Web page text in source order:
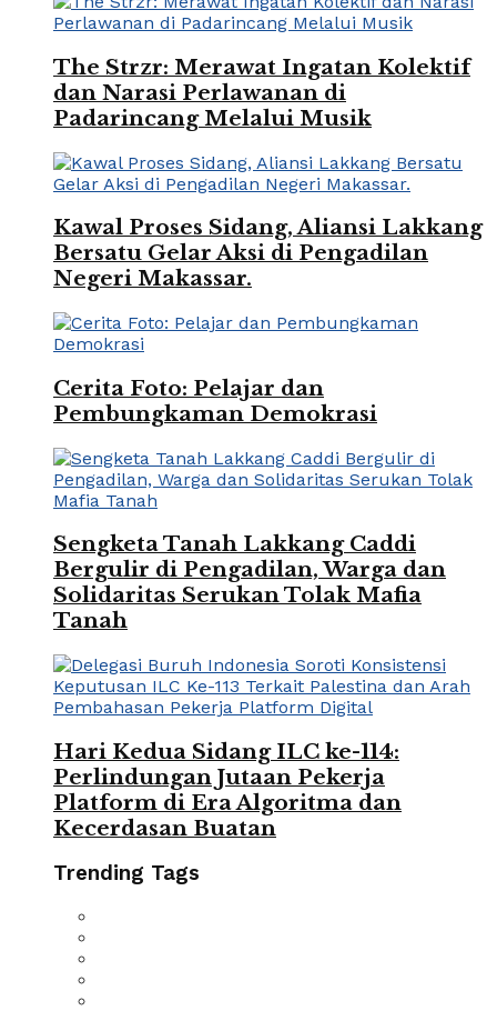
The Strzr: Merawat Ingatan Kolektif
dan Narasi Perlawanan di
Padarincang Melalui Musik
Kawal Proses Sidang, Aliansi Lakkang
Bersatu Gelar Aksi di Pengadilan
Negeri Makassar.
Cerita Foto: Pelajar dan
Pembungkaman Demokrasi
Sengketa Tanah Lakkang Caddi
Bergulir di Pengadilan, Warga dan
Solidaritas Serukan Tolak Mafia
Tanah
Hari Kedua Sidang ILC ke-114:
Perlindungan Jutaan Pekerja
Platform di Era Algoritma dan
Kecerdasan Buatan
Trending Tags